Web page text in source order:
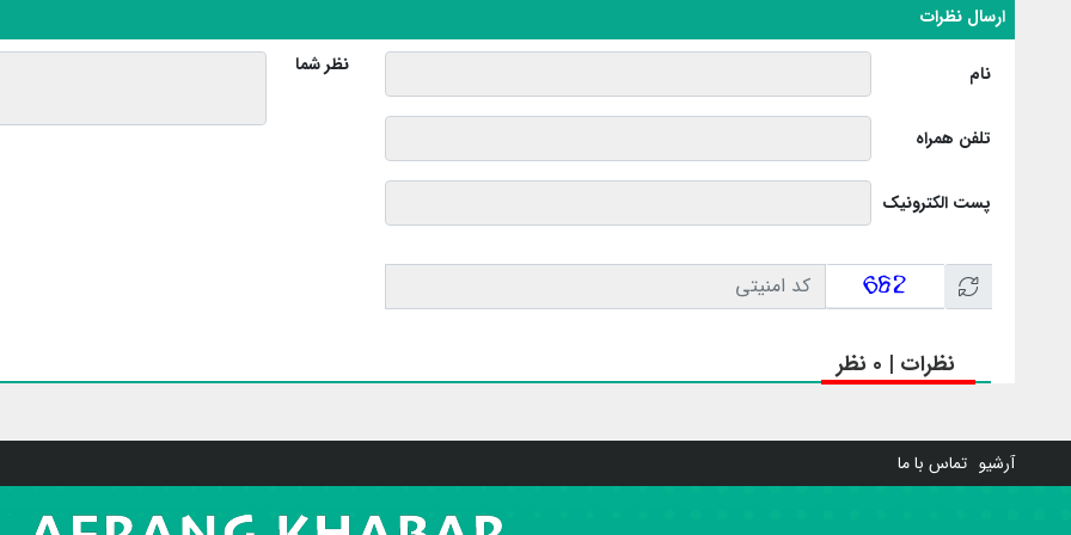
ارسال نظرات
نام
تلفن همراه
پست الکترونیک
نظر شما
نظرات | 0 نظر
آرشیو تماس با ما